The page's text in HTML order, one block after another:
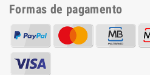
Formas de pagamento